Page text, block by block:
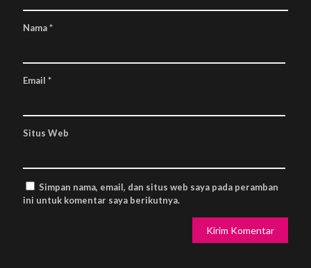
Nama*
Email *
Situs Web
Simpan nama, email, dan situs web saya pada peramban
ini untuk komentar saya berikutnya.